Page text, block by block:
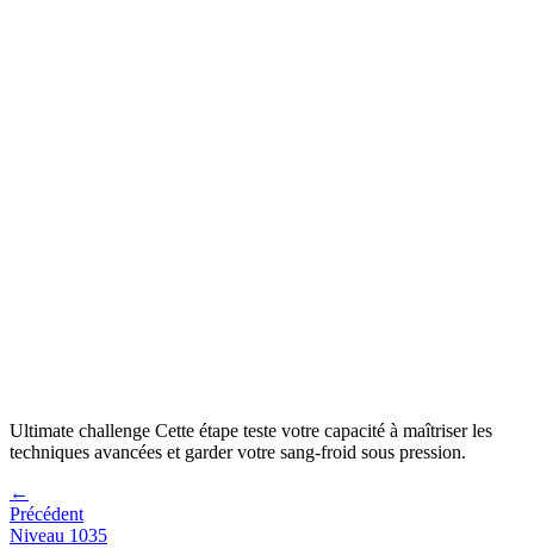
Ultimate challenge Cette étape teste votre capacité à maîtriser les
techniques avancées et garder votre sang-froid sous pression.
←
Précédent
Niveau 1035